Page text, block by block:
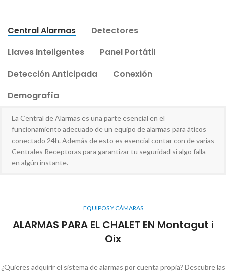
Central Alarmas
Detectores
Llaves Inteligentes
Panel Portátil
Detección Anticipada
Conexión
Demografía
La Central de Alarmas es una parte esencial en el
funcionamiento adecuado de un equipo de alarmas para áticos
conectado 24h. Además de esto es esencial contar con de varias
Centrales Receptoras para garantizar tu seguridad si algo falla
en algún instante.
EQUIPOS Y CÁMARAS
ALARMAS PARA EL CHALET EN Montagut i
Oix
¿Quieres adquirir el sistema de alarmas por cuenta propia? Descubre las